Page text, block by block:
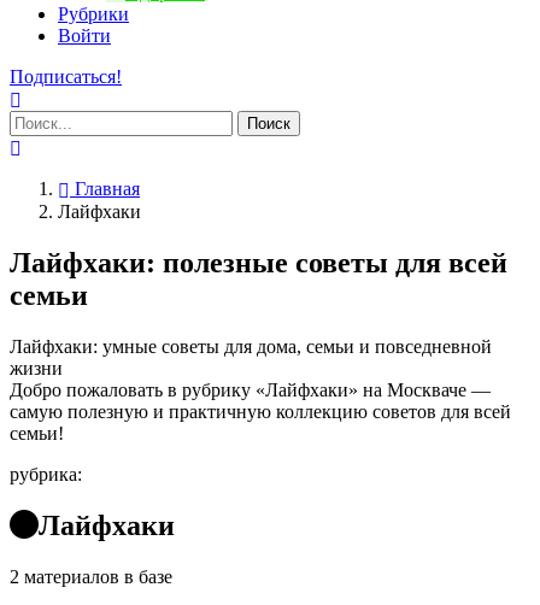
Рубрики
Войти
Подписаться!
Поиск
Главная
Лайфхаки
Лайфхаки: полезные советы для всей
семьи
Лайфхаки: умные советы для дома, семьи и повседневной
жизни
Добро пожаловать в рубрику «Лайфхаки» на Москваче —
самую полезную и практичную коллекцию советов для всей
семьи!
рубрика:
Лайфхаки
2 материалов в базе